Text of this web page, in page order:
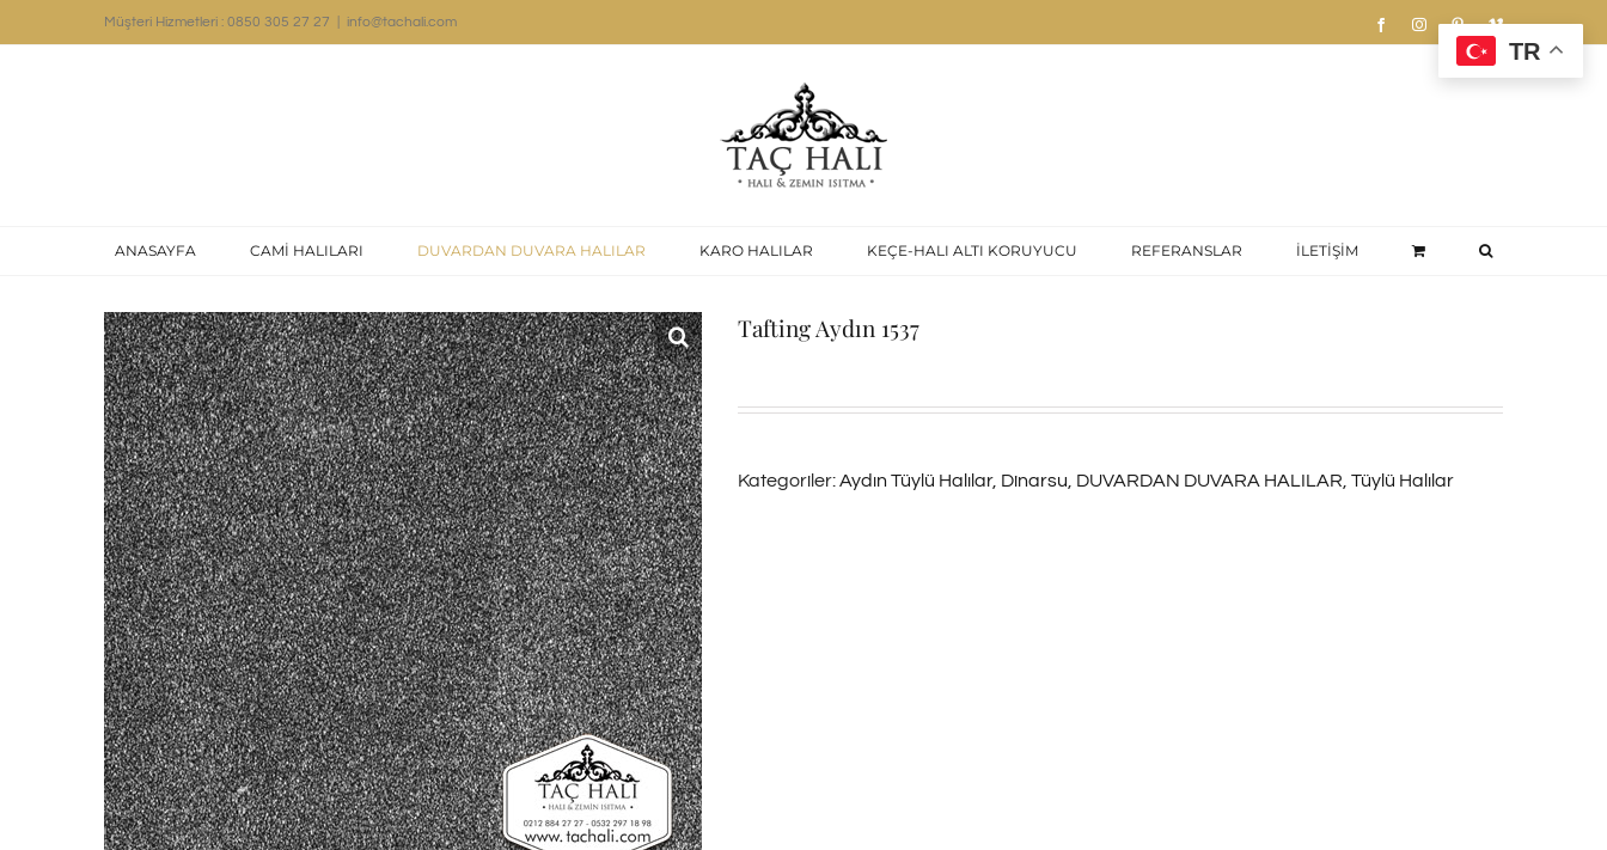
Müşteri Hizmetleri : 0850 305 27 27 info@tachali.com FacebookInstagramPinterestVimeo
ANASAYFA CAMİ HALILARI DUVARDAN DUVARA HALILAR KARO HALILAR KEÇE-HALI ALTI KORUYUCU REFERANSLAR İLETİŞİM
Tafting Aydın 1537
Kategoriler:Aydın Tüylü Halılar, Dinarsu DUVARDAN DUVARA HALILAR Tüylü Halılar
TR